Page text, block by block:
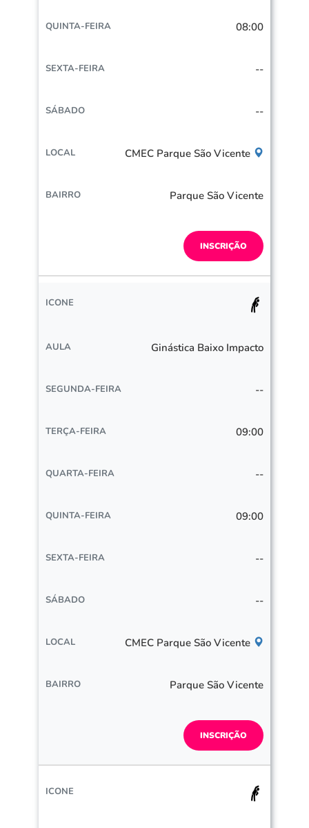
08:00
--
--
CMEC Parque São Vicente
Parque São Vicente
INSCRIÇÃO
Ginástica Baixo Impacto
--
09:00
--
09:00
--
--
CMEC Parque São Vicente
Parque São Vicente
INSCRIÇÃO